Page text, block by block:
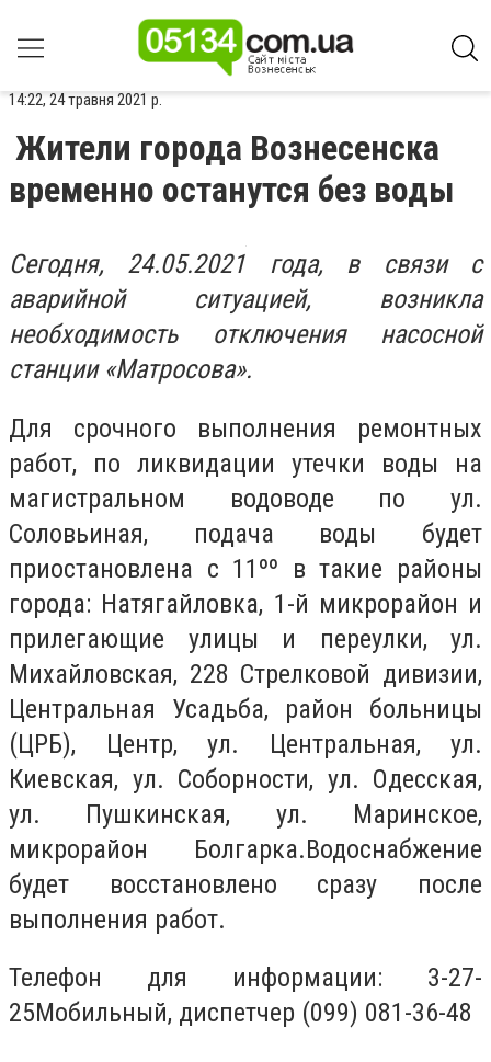
14:22, 24 травня 2021 р.
Жители города Вознесенска
временно останутся без воды
Сегодня, 24.05.2021 года, в связи с
аварийной ситуацией, возникла
необходимость отключения насосной
станции «Матросова».
Для срочного выполнения ремонтных
работ, по ликвидации утечки воды на
магистральном водоводе по ул.
Соловьиная, подача воды будет
приостановлена ​​с 11ºº в такие районы
города: Натягайловка, 1-й микрорайон и
прилегающие улицы и переулки, ул.
Михайловская, 228 Стрелковой дивизии,
Центральная Усадьба, район больницы
(ЦРБ), Центр, ул. Центральная, ул.
Киевская, ул. Соборности, ул. Одесская,
ул. Пушкинская, ул. Маринское,
микрорайон Болгарка.Водоснабжение
будет восстановлено сразу после
выполнения работ.
Телефон для информации: 3-27-
25Мобильный, диспетчер (099) 081-36-48